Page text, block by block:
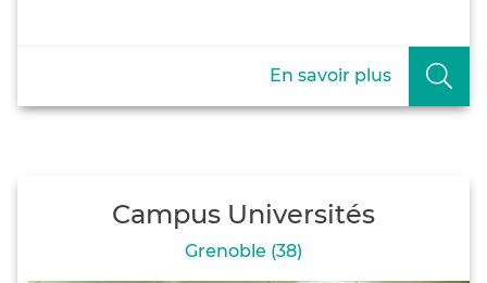
En savoir plus
Campus Universités
Grenoble (38)